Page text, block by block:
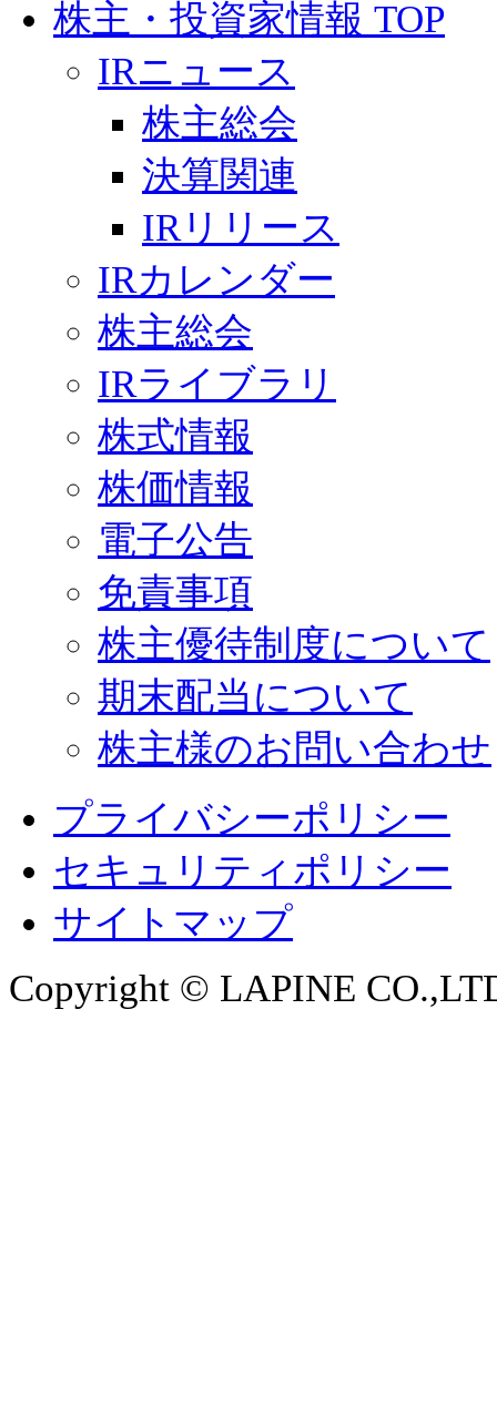
株主・投資家情報 TOP
IRニュース
株主総会
決算関連
IRリリース
IRカレンダー
株主総会
IRライブラリ
株式情報
株価情報
電子公告
免責事項
株主優待制度について
期末配当について
株主様のお問い合わせ
プライバシーポリシー
セキュリティポリシー
サイトマップ
Copyright © LAPINE